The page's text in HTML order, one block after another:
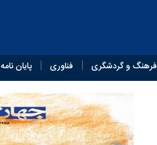
فرهنگ و گردشگری فناوری پایان‌ نامه